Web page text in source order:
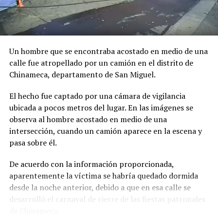
décadas, hasta que en 2026 se dio vía libre a su
realización, con Jim Carrey como una de las principales
figuras vinculadas a la producción.
Comparte esto:
Facebook X
Me gusta esto:
Un hombre que se encontraba acostado en medio de una
calle fue atropellado por un camión en el distrito de
Chinameca, departamento de San Miguel.
El hecho fue captado por una cámara de vigilancia
ubicada a pocos metros del lugar. En las imágenes se
observa al hombre acostado en medio de una
intersección, cuando un camión aparece en la escena y
pasa sobre él.
De acuerdo con la información proporcionada,
aparentemente la víctima se habría quedado dormida
desde la noche anterior, debido a que en esa calle se
desarrolló el carnaval de cierre de las fiestas patronales